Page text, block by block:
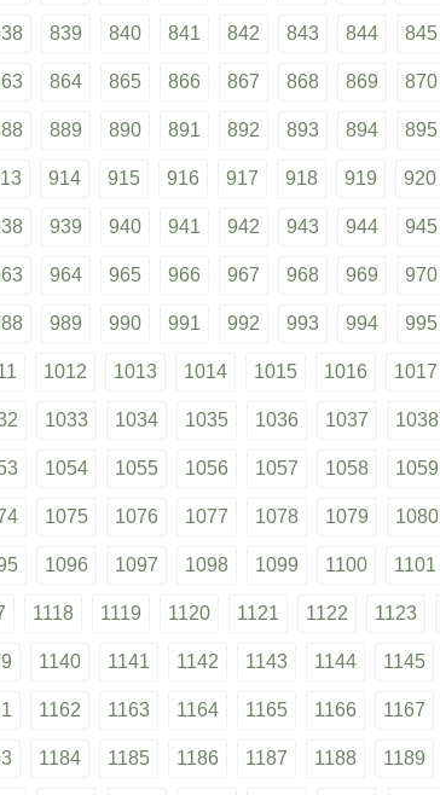
839 840 841 842 843 844 845
864 865 866 867 868 869 870
889 890 891 892 893 894 895
914 915 916 917 918 919 920
939 940 941 942 943 944 945
964 965 966 967 968 969 970
989 990 991 992 993 994 995
1012 1013 1014 1015 1016 1017
1033 1034 1035 1036 1037 1038
1054 1055 1056 1057 1058 1059
1075 1076 1077 1078 1079 1080
1096 1097 1098 1099 1100 1101
1118 1119 1120 1121 1122 1123
1140 1141 1142 1143 1144 1145
1162 1163 1164 1165 1166 1167
1184 1185 1186 1187 1188 1189